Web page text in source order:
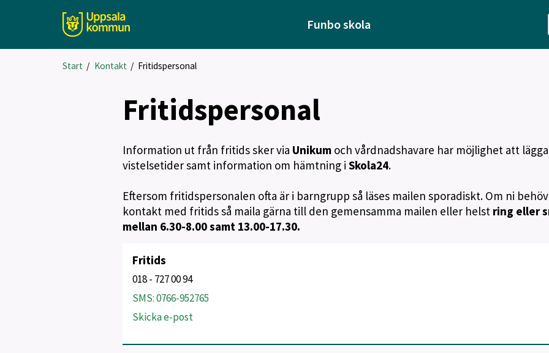
Funbo skola
Start / Kontakt/ Fritidspersonal
Fritidspersonal
Information ut från fritids sker via Unikumoch vårdnadshavare har möjlighet att lägga
vistelsetider samt information om hämtning i Skola24.
Eftersom fritidspersonalen ofta är i barngrupp så läses mailen sporadiskt. Om ni
kontakt med fritids så maila gärna till den gemensamma mailen eller helst ring eller
mellan 6.30-8.00 samt 13.00-17.30.
Fritids
018 - 727 00 94
SMS: 0766-952765
Skicka e-post